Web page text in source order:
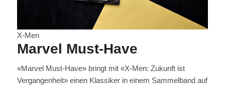
X-Men
Marvel Must-Have
«Marvel Must-Have» bringt mit «X-Men: Zukunft ist
Vergangenheit» einen Klassiker in einem Sammelband auf